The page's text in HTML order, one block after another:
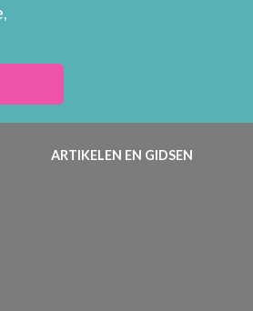
ARTIKELEN EN GIDSEN